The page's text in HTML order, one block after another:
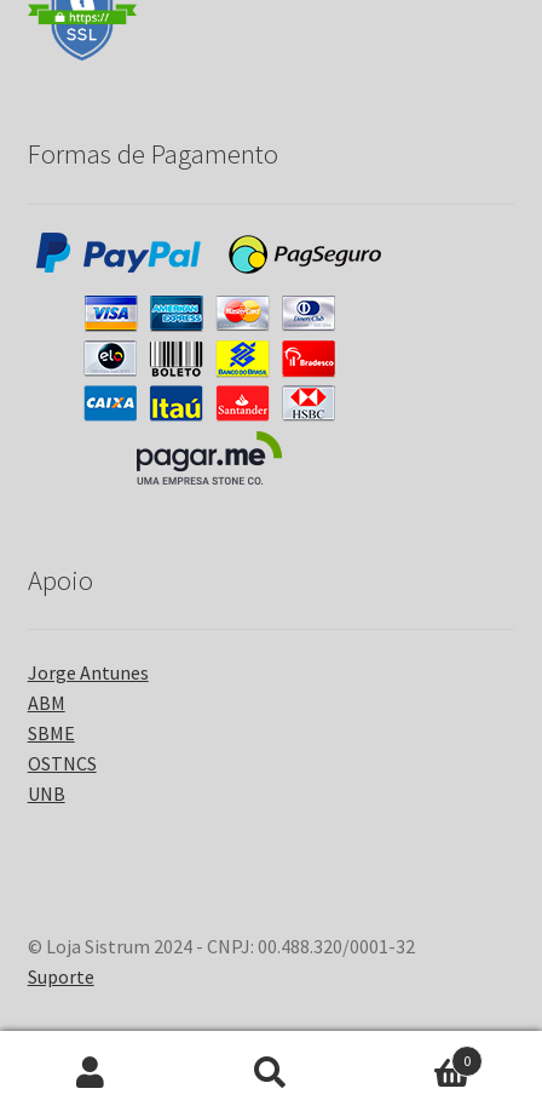
Formas de Pagamento
Apoio
Jorge Antunes
ABM
SBME
OSTNCS
UNB
© Loja Sistrum 2024 - CNPJ: 00.488.320/0001-32
Suporte
0